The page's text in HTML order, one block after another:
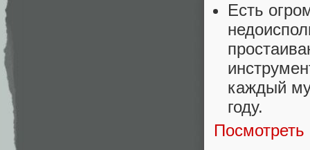
Есть
каждый
году.
Посмотреть